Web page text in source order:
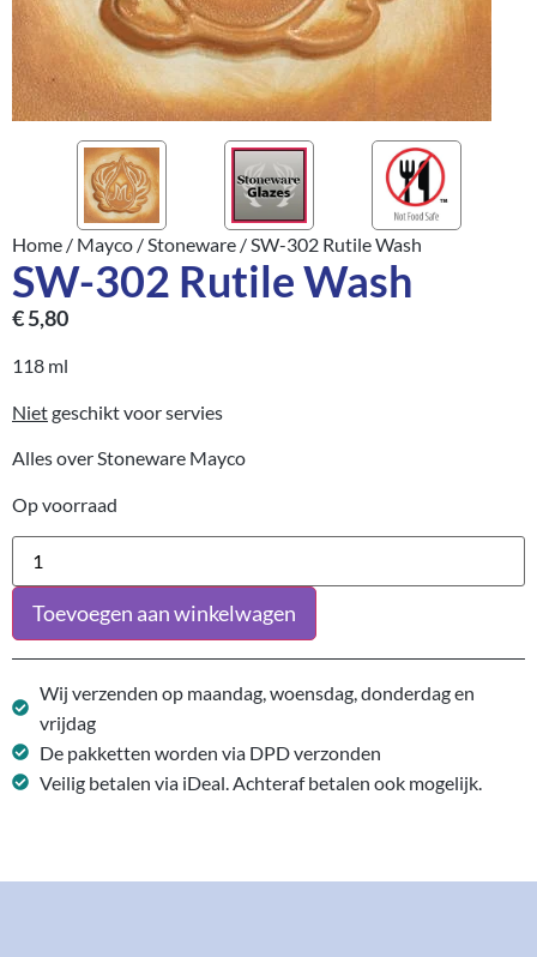
Home / Mayco /Stoneware / SW-302 Rutile Wash
SW-302 Rutile Wash
€5,80
118 ml
Nietgeschikt voor servies
Alles over Stoneware Mayco
Op voorraad
Toevoegen aan winkelwagen
Wij verzenden op maandag, woensdag, donderdag en
vrijdag
De pakketten worden via DPD verzonden
Veilig betalen via iDeal. Achteraf betalen ook mogelijk.